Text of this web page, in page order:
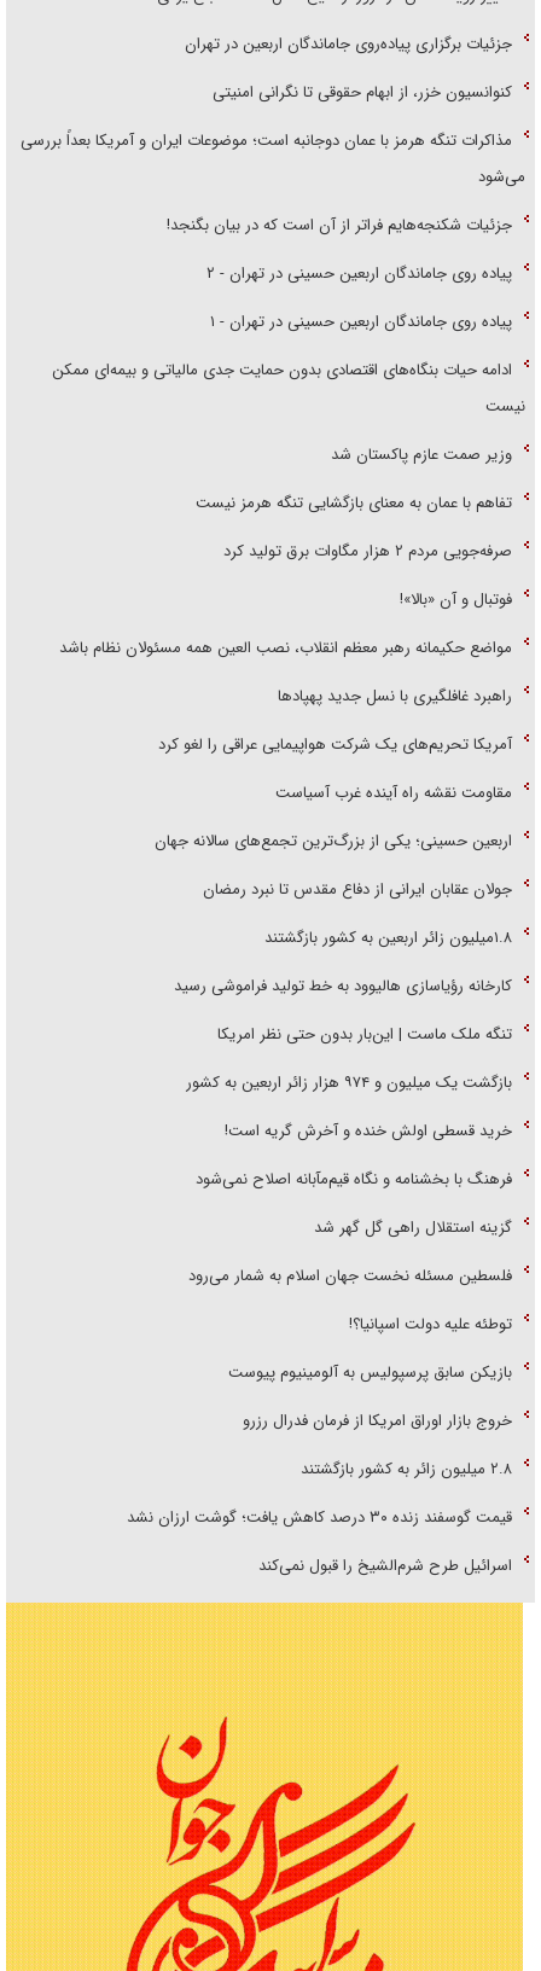
جزئیات برگزاری پیاده‌روی جاماندگان اربعین در تهران
کنوانسیون خزر، از ابهام حقوقی تا نگرانی امنیتی
مذاکرات تنگه هرمز با عمان دوجانبه است؛ موضوعات ایران و آمریکا بعداً بررسی
می‌شود
جزئیات شکنجه‌هایم فراتر از آن است که در بیان بگنجد!
پیاده روی جاماندگان اربعین حسینی در تهران - ۲
پیاده روی جاماندگان اربعین حسینی در تهران - ۱
ادامه حیات بنگاه‌های اقتصادی بدون حمایت جدی مالیاتی و بیمه‌ای ممکن
نیست
وزیر صمت عازم پاکستان شد
تفاهم با عمان به معنای بازگشایی تنگه هرمز نیست
صرفه‌جویی مردم ۲ هزار مگاوات برق تولید کرد
فوتبال و آن «بالا»!
مواضع حکیمانه رهبر معظم انقلاب، نصب العین همه مسئولان نظام باشد
راهبرد غافلگیری با نسل جدید پهپاد‌ها
آمریکا تحریم‌های یک شرکت هواپیمایی عراقی را لغو کرد
مقاومت نقشه راه آینده غرب آسیاست
اربعین حسینی؛ یکی از بزرگ‌ترین تجمع‌های سالانه جهان
جولان عقابان ایرانی از دفاع مقدس تا نبرد رمضان
۱.۸میلیون زائر اربعین به کشور بازگشتند
کارخانه رؤیاسازی هالیوود به خط تولید فراموشی رسید
تنگه ملک ماست | این‌بار بدون حتی نظر امریکا
بازگشت یک میلیون و ۹۷۴ هزار زائر اربعین به کشور
خرید قسطی اولش خنده و آخرش گریه است!
فرهنگ با بخشنامه و نگاه قیم‌مآبانه اصلاح نمی‌شود
گزینه استقلال راهی گل گهر شد
فلسطین مسئله نخست جهان اسلام به شمار می‌رود
توطئه علیه دولت اسپانیا؟!
بازیکن سابق پرسپولیس به آلومینیوم پیوست
خروج بازار اوراق امریکا از فرمان فدرال رزرو
۲.۸ میلیون زائر به کشور بازگشتند
قیمت گوسفند زنده ۳۰ درصد کاهش یافت؛ گوشت ارزان نشد
اسرائیل طرح شرم‌الشیخ را قبول نمی‌کند